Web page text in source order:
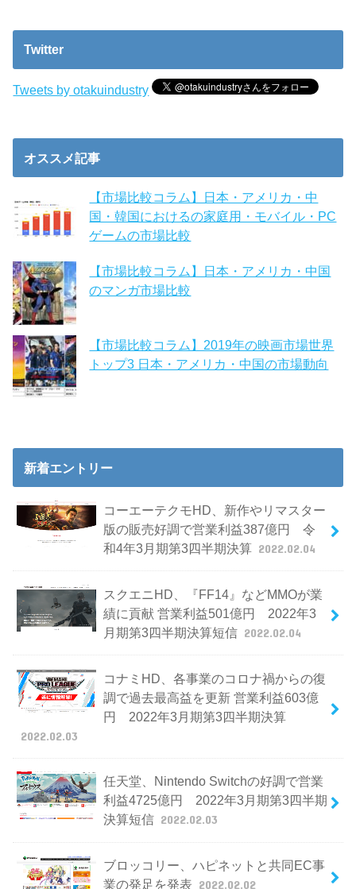
Twitter
Tweets by otakuindustry
オススメ記事
【市場比較コラム】日本・アメリカ・中
国・韓国におけるの家庭用・モバイル・PC
ゲームの市場比較
【市場比較コラム】日本・アメリカ・中国
のマンガ市場比較
【市場比較コラム】2019年の映画市場世界
トップ3 日本・アメリカ・中国の市場動向
新着エントリー
コーエーテクモHD、新作やリマスター
版の販売好調で営業利益387億円 令
和4年3月期第3四半期決算 2022.02.04
スクエニHD、『FF14』などMMOが業
績に貢献 営業利益501億円 2022年3
月期第3四半期決算短信 2022.02.04
コナミHD、各事業のコロナ禍からの復
調で過去最高益を更新 営業利益603億
円 2022年3月期第3四半期決算
2022.02.03
任天堂、Nintendo Switchの好調で営業
利益4725億円 2022年3月期第3四半期
決算短信 2022.02.03
ブロッコリー、ハピネットと共同EC事
業の発足を発表 2022.02.02